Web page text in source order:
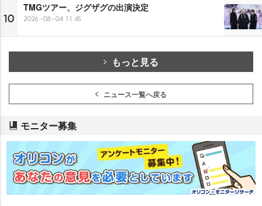
10
TMGツアー、ジグザグの出演決定
2026-08-04 11:45
もっと見る
ニュース一覧へ戻る
モニター募集